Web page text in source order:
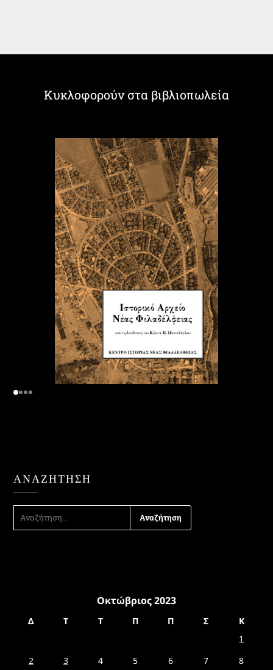
Κυκλοφορούν στα βιβλιοπωλεία
ΑΝΑΖΉΤΗΣΗ
ΑΝΑΖΉΤΗΣΗ
ΓΙΑ:
Οκτώβριος 2023
Δ Τ Τ Π Π Σ
Κ
1
2
3 4 5 6 7
8